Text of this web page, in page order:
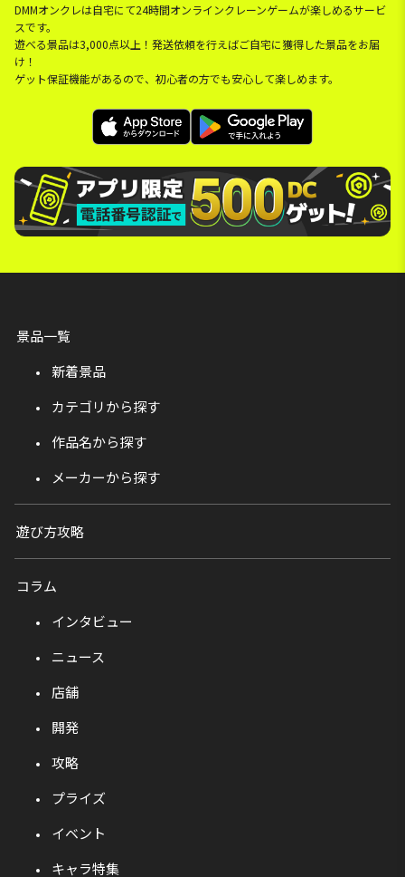
DMMオンクレは自宅にて24時間オンラインクレーンゲームが楽しめるサービ
スです。
遊べる景品は3,000点以上！発送依頼を行えばご自宅に獲得した景品をお届
け！
ゲット保証機能があるので、初心者の方でも安心して楽しめます。
景品一覧
新着景品
カテゴリから探す
作品名から探す
メーカーから探す
遊び方攻略
コラム
インタビュー
ニュース
店舗
開発
攻略
プライズ
イベント
キャラ特集